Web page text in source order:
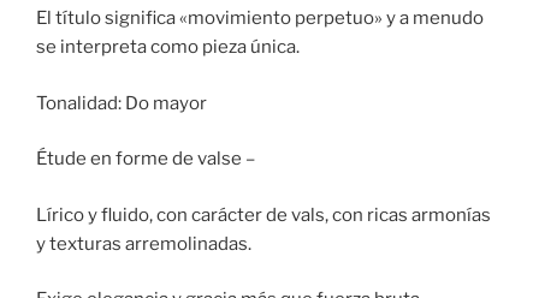
El título significa «movimiento perpetuo» y a menudo
se interpreta como pieza única.
Tonalidad: Do mayor
Étude en forme de valse –
Lírico y fluido, con carácter de vals, con ricas armonías
y texturas arremolinadas.